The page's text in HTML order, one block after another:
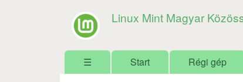
Linux Mint Magyar
Főmenü
☰ Start Régi gép